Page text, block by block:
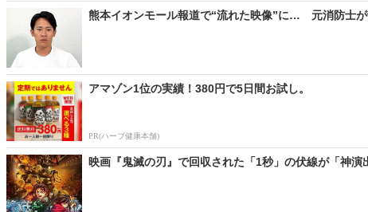
熊本イオンモール報道で“流れた映像”に… 元消防士
アマゾン1位の実績！380円で5日間お試し。
PR(ハーブ健康本舗)
映画『鬼滅の刃』で回収された「1秒」の伏線が「神